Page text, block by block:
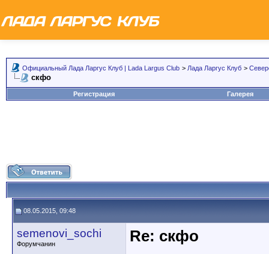
Официальный Лада Ларгус Клуб | Lada Largus Club > Лада Ларгус Клуб >
скфо
Регистрация Галерея
08.05.2015, 09:48
semenovi_sochi
Форумчанин
Re: скфо